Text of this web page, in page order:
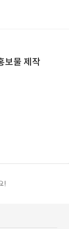
보물 제작
!